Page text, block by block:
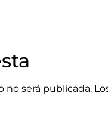
no será publicada.